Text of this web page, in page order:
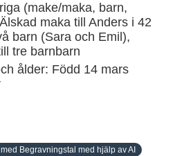
(make/maka, barn,
maka till Anders i 42
barn (Sara och Emil),
tre barnbarn
ålder: Född 14 mars
Begravningstal med hjälp av AI